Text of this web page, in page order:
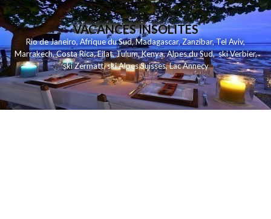
VACANCES INSOLITES
Rio de Janeiro,Afrique du Sud,Madagascar,Zanzibar,Tel Aviv,
Marrakech,Costa Rica,Eilat,Tulum,Kenya,Alpes du Sud,ski Verbier,
ski Zermatt,ski Alpes Suisses,Lac Annecy